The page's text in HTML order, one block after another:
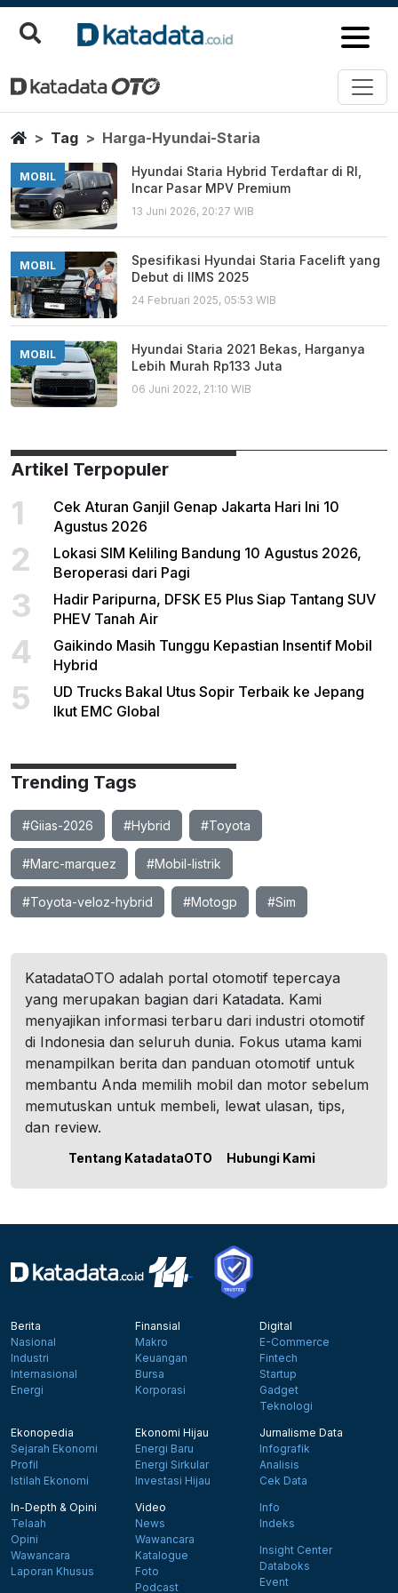
Harga Hyundai Staria
Berita Terbaru
HomeTag Harga-Hyundai-Staria
MOBIL
Hyundai Staria Hybrid Terdaftar di RI,
Incar Pasar MPV Premium
13 Juni 2026, 20:27 WIB
MOBIL
Spesifikasi Hyundai Staria Facelift yang
Debut di IIMS 2025
24 Februari 2025, 05:53 WIB
MOBIL
Hyundai Staria 2021 Bekas, Harganya
Lebih Murah Rp133 Juta
06 Juni 2022, 21:10 WIB
Artikel Terpopuler
1
Cek Aturan Ganjil Genap Jakarta Hari Ini 10
Agustus 2026
2
Lokasi SIM Keliling Bandung 10 Agustus 2026,
Beroperasi dari Pagi
3
Hadir Paripurna, DFSK E5 Plus Siap Tantang SUV
PHEV Tanah Air
4
Gaikindo Masih Tunggu Kepastian Insentif Mobil
Hybrid
5
UD Trucks Bakal Utus Sopir Terbaik ke Jepang
Ikut EMC Global
Trending Tags
#Giias-2026 #Hybrid #Toyota
#Marc-marquez #Mobil-listrik
#Toyota-veloz-hybrid #Motogp #Sim
KatadataOTO adalah portal otomotif tepercaya
yang merupakan bagian dari Katadata. Kami
menyajikan informasi terbaru dari industri otomotif
di Indonesia dan seluruh dunia. Fokus utama kami
menampilkan berita dan panduan otomotif untuk
membantu Anda memilih mobil dan motor sebelum
memutuskan untuk membeli, lewat ulasan, tips,
dan review.
Tentang KatadataOTO Hubungi Kami
Berita
Nasional
Industri
Internasional
Energi
Finansial
Makro
Keuangan
Bursa
Korporasi
Digital
E-Commerce
Fintech
Startup
Gadget
Teknologi
Ekonopedia
Sejarah Ekonomi
Profil
Istilah Ekonomi
Ekonomi Hijau
Energi Baru
Energi Sirkular
Investasi Hijau
Jurnalisme Data
Infografik
Analisis
Cek Data
In-Depth & Opini
Telaah
Opini
Wawancara
Laporan Khusus
Video
News
Wawancara
Katalogue
Foto
Podcast
Info
Indeks
Insight Center
Databoks
Event